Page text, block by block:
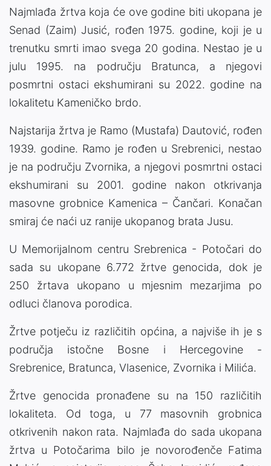
Najmlađa žrtva koja će ove godine biti ukopana je
Senad (Zaim) Jusić, rođen 1975. godine, koji je u
trenutku smrti imao svega 20 godina. Nestao je u
julu 1995. na području Bratunca, a njegovi
posmrtni ostaci ekshumirani su 2022. godine na
lokalitetu Kameničko brdo.
Najstarija žrtva je Ramo (Mustafa) Dautović, rođen
1939. godine. Ramo je rođen u Srebrenici, nestao
je na području Zvornika, a njegovi posmrtni ostaci
ekshumirani su 2001. godine nakon otkrivanja
masovne grobnice Kamenica – Čančari. Konačan
smiraj će naći uz ranije ukopanog brata Jusu.
U Memorijalnom centru Srebrenica - Potočari do
sada su ukopane 6.772 žrtve genocida, dok je
250 žrtava ukopano u mjesnim mezarjima po
odluci članova porodica.
Žrtve potječu iz različitih općina, a najviše ih je s
područja istočne Bosne i Hercegovine -
Srebrenice, Bratunca, Vlasenice, Zvornika i Milića.
Žrtve genocida pronađene su na 150 različitih
lokaliteta. Od toga, u 77 masovnih grobnica
otkrivenih nakon rata. Najmlađa do sada ukopana
žrtva u Potočarima bilo je novorođenče Fatima